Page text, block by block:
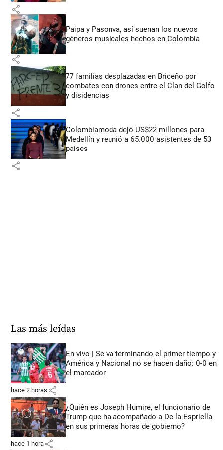
share
Paipa y Pasonva, así suenan los nuevos
géneros musicales hechos en Colombia
share
77 familias desplazadas en Briceño por
combates con drones entre el Clan del Golfo
y disidencias
share
Colombiamoda dejó US$22 millones para
Medellín y reunió a 65.000 asistentes de 53
países
share
Las más leídas
En vivo | Se va terminando el primer tiempo y
América y Nacional no se hacen daño: 0-0 en
el marcador
hace 2 horas share
¿Quién es Joseph Humire, el funcionario de
Trump que ha acompañado a De la Espriella
en sus primeras horas de gobierno?
hace 1 hora share